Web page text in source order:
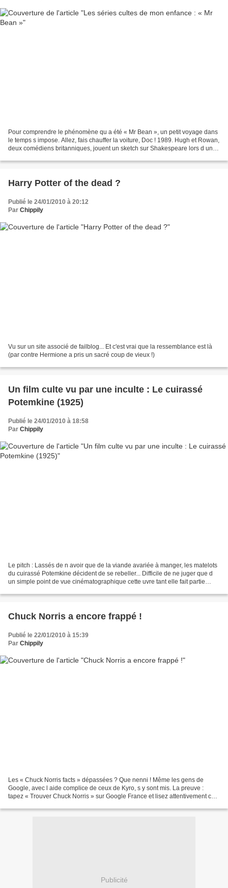
Pour comprendre le phénomène qu a été « Mr Bean », un petit voyage dans
le temps s impose. Allez, fais chauffer la voiture, Doc ! 1989. Hugh et Rowan,
deux comédiens britanniques, jouent un sketch sur Shakespeare lors d un
Harry Potter of the dead ?
Publié le 24/01/2010 à 20:12
Par Chippily
Vu sur un site associé de failblog... Et c'est vrai que la ressemblance est là
(par contre Hermione a pris un sacré coup de vieux !)
Un film culte vu par une inculte : Le cuirassé
Potemkine (1925)
Publié le 24/01/2010 à 18:58
Par Chippily
Le pitch : Lassés de n avoir que de la viande avariée à manger, les matelots
du cuirassé Potemkine décident de se rebeller... Difficile de ne juger que d
un simple point de vue cinématographique cette uvre tant elle fait partie
Chuck Norris a encore frappé !
Publié le 22/01/2010 à 15:39
Par Chippily
Les « Chuck Norris facts » dépassées ? Que nenni ! Même les gens de
Google, avec l aide complice de ceux de Kyro, s y sont mis. La preuve :
tapez « Trouver Chuck Norris » sur Google France et lisez attentivement ce
Publicité